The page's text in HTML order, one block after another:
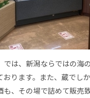
では、新潟ならではの海
おります。また、蔵でし
、その場で詰めて販売致